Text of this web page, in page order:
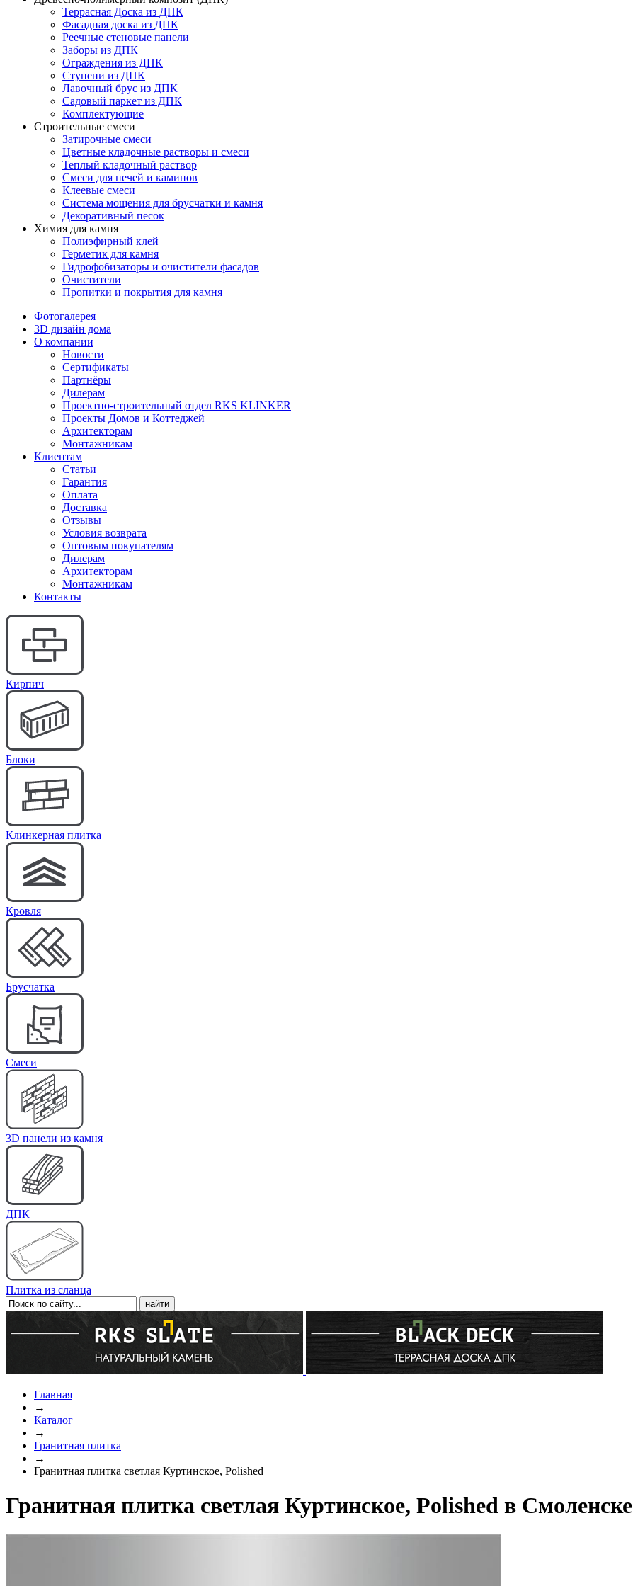
Террасная Доска из ДПК
Фасадная доска из ДПК
Реечные стеновые панели
Заборы из ДПК
Ограждения из ДПК
Ступени из ДПК
Лавочный брус из ДПК
Садовый паркет из ДПК
Комплектующие
Строительные смеси
Затирочные смеси
Цветные кладочные растворы и смеси
Теплый кладочный раствор
Смеси для печей и каминов
Клеевые смеси
Система мощения для брусчатки и камня
Декоративный песок
Химия для камня
Полиэфирный клей
Герметик для камня
Гидрофобизаторы и очистители фасадов
Очистители
Пропитки и покрытия для камня
Фотогалерея
3D дизайн дома
О компании
Новости
Сертификаты
Партнёры
Дилерам
Проектно-строительный отдел RKS KLINKER
Проекты Домов и Коттеджей
Архитекторам
Монтажникам
Клиентам
Статьи
Гарантия
Оплата
Доставка
Отзывы
Условия возврата
Оптовым покупателям
Дилерам
Архитекторам
Монтажникам
Контакты
Кирпич
Блоки
Клинкерная плитка
Кровля
Брусчатка
Cмеси
3D панели из камня
ДПК
Плитка из сланца
Главная
→
Каталог
→
Гранитная плитка
→
Гранитная плитка светлая Куртинское, Polished
Гранитная плитка светлая Куртинское, Polished в Смоленске